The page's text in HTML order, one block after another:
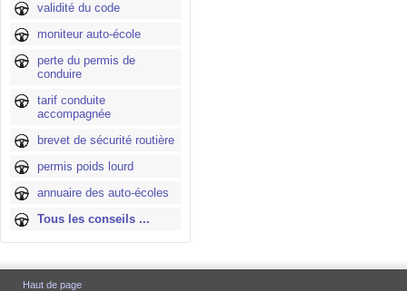
validité du code
moniteur auto-école
perte du permis de
conduire
tarif conduite
accompagnée
brevet de sécurité routière
permis poids lourd
annuaire des auto-écoles
Tous les conseils ...
Haut de page